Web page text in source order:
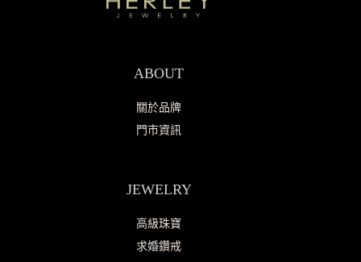
ABOUT
關於品牌
門市資訊
JEWELRY
高級珠寶
求婚鑽戒